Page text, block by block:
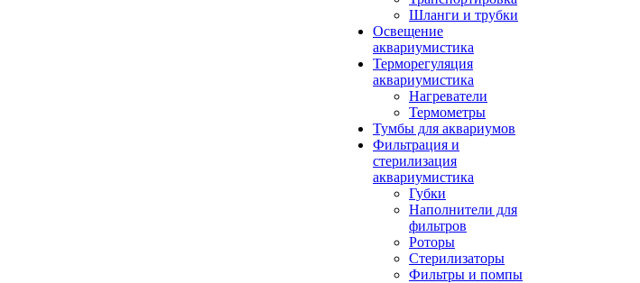
Шланги и трубки
Освещение
аквариумистика
Терморегуляция
аквариумистика
Нагреватели
Термометры
Тумбы для аквариумов
Фильтрация и
стерилизация
аквариумистика
Губки
Наполнители для
фильтров
Роторы
Стерилизаторы
Фильтры и помпы